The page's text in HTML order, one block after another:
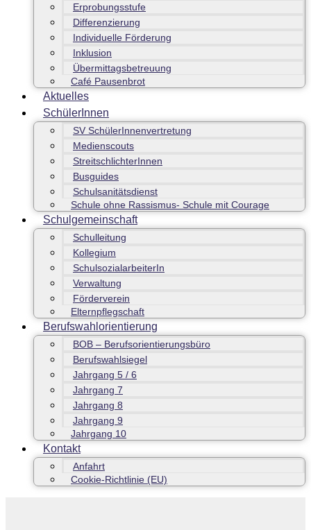
Erprobungsstufe
Differenzierung
Individuelle Förderung
Inklusion
Übermittagsbetreuung
Café Pausenbrot
Aktuelles
SchülerInnen
SV SchülerInnenvertretung
Medienscouts
StreitschlichterInnen
Busguides
Schulsanitätsdienst
Schule ohne Rassismus- Schule mit Courage
Schulgemeinschaft
Schulleitung
Kollegium
SchulsozialarbeiterIn
Verwaltung
Förderverein
Elternpflegschaft
Berufswahlorientierung
BOB – Berufsorientierungsbüro
Berufswahlsiegel
Jahrgang 5 / 6
Jahrgang 7
Jahrgang 8
Jahrgang 9
Jahrgang 10
Kontakt
Anfahrt
Cookie-Richtlinie (EU)